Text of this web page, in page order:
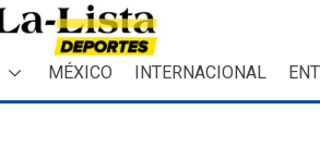
MÉXICO INTERNACIONAL